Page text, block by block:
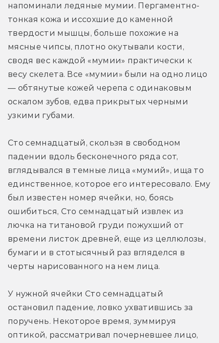
напоминали ледяные мумии. Пергаментно-
тонкая кожа и иссохшие до каменной
твердости мышцы, больше похожие на
мясные чипсы, плотно окутывали кости,
сводя вес каждой «мумии» практически к
весу скелета. Все «мумии» были на одно лицо
— обтянутые кожей черепа с одинаковым
оскалом зубов, едва прикрытых черными
узкими губами.
Сто семнадцатый, скользя в свободном
падении вдоль бесконечного ряда сот,
вглядывался в темные лица «мумий», ища то
единственное, которое его интересовало. Ему
был известен номер ячейки, но, боясь
ошибиться, Сто семнадцатый извлек из
лючка на титановой груди пожухший от
времени листок древней, еще из целлюлозы,
бумаги и в стотысячный раз вгляделся в
черты нарисованного на нем лица.
У нужной ячейки Сто семнадцатый
остановил падение, ловко ухватившись за
поручень. Некоторое время, зуммируя
оптикой, рассматривал почерневшее лицо,